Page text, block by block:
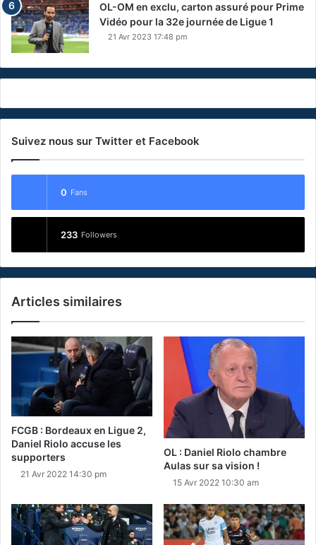
OL-OM en exclu, carton assuré pour Prime
Vidéo pour la 32e journée de Ligue 1
21 Avr 2023 17:48 pm
Suivez nous sur Twitter et Facebook
0 Fans
233 Followers
Articles similaires
FCGB : Bordeaux en Ligue 2,
Daniel Riolo accuse les
supporters
21 Avr 2022 14:30 pm
OL : Daniel Riolo chambre
Aulas sur sa vision !
15 Avr 2022 10:30 am